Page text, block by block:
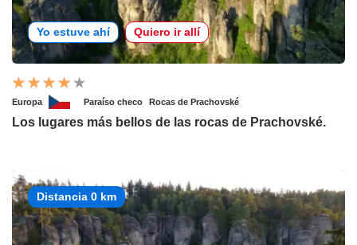
Yo estuve ahí Quiero ir allí
Europa Paraíso checo Rocas de Prachovské
Los lugares más bellos de las rocas de Prachovské.
Distancia 0 km